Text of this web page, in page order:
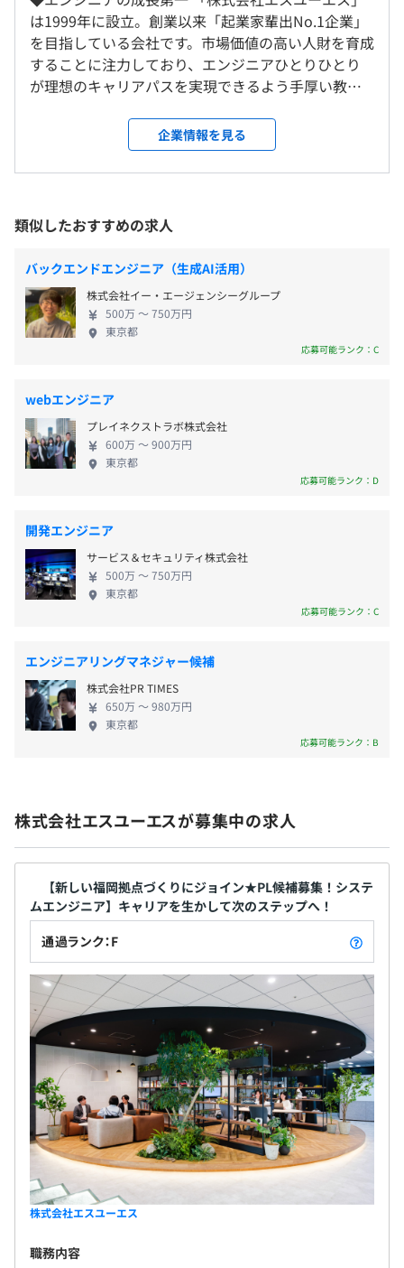
【開発環境】
■言語：Java、C、C++、.NET、Objective-C、VBA、
PHP、Ruby、C#、SAPなど
■OS：Windows、iOS、Linux、UNIX、Unityなど
■DB：Oracle、MySQL、SQL Server、PostgreSQLなど
＜雇入時＞
東京オフィス・横浜オフィス・大宮オフィス、他北関東拠
点およびお客様先
＜変更範囲＞
東京メトロ南北線 『六本木一丁目駅』 徒歩1分
東京メトロ日比谷線『六本木駅 』徒歩5分
東京メトロ日比谷線『神谷町駅 』徒歩6分
9：00〜18：00（所定労働時間8時間）
※残業平均13h程度
休憩時間：12:00〜13:00（60分）
平均残業時間：平均13時間／月
【年間休日125日】
・祝日
・GW
・夏季
・年末年始
・慶弔
・特別
・年次有給休暇（10〜20日）
・通勤手当（全額支給）
・家族手当（配偶者5千円／子一人1万円）
・住宅手当（転居必要な方は一律月25000円支給）※規定
あり
賞与：年2回
社会保険完備（健康保険・厚生年金加入・雇用保険・労災
保険）
無期雇用
3カ月
は1999年に設立。創業以来「起業家輩出No.1企業」
を目指している会社です。市場価値の高い人財を育成
することに注力しており、エンジニアひとりひとり
が理想のキャリアパスを実現できるよう手厚い教育
築／ヒューマンスキルコーチングが強みです。 ◆個
人を強調した働き方 自由度の高い働き方をかなえら
れる「FV（フリーランスバリュー）制度」を導入し
利厚生、社会保障などの待遇を享受しながら、フリ
ーランスのように自身の所定期間内における業績連
動の報酬を得ることが可能です。自社エンジニアであ
りながら、働く期間・時間・場所も柔軟です。 ◆安
心の就業環境で活躍 東京を中心に700社を超える大
手優良メーカーと取引し、直請け案件を中心とした
請負開発ビジネスを手がけています。「年間休日126
件有」「安定した顧客／経営基盤」「福利厚生充
実」など、働きやすい就業環境の中、腰を据えて活
躍・成長していただけます。
企業情報を見る
類似したおすすめの求人
バックエンドエンジニア（生成AI活用）
株式会社イー・エージェンシーグループ
500万 〜 750万円
東京都
応募可能ランク：C
webエンジニア
プレイネクストラボ株式会社
600万 〜 900万円
東京都
応募可能ランク：D
開発エンジニア
サービス＆セキュリティ株式会社
500万 〜 750万円
東京都
応募可能ランク：C
エンジニアリングマネジャー候補
株式会社PR TIMES
650万 〜 980万円
東京都
応募可能ランク：B
株式会社エスユーエスが募集中の求人
【新しい福岡拠点づくりにジョイン★PL候補募集！システ
ムエンジニア】キャリアを生かして次のステップへ！
通過ランク：F
株式会社エスユーエス
職務内容